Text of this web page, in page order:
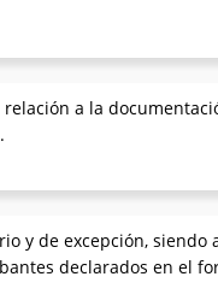
relación a la
y de excepción,
declarados en el